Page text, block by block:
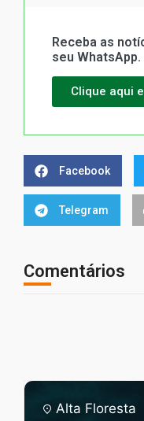
Receba as
seu WhatsApp.
Clique aqui
Facebook
Telegram
Comentários
Alta Floresta